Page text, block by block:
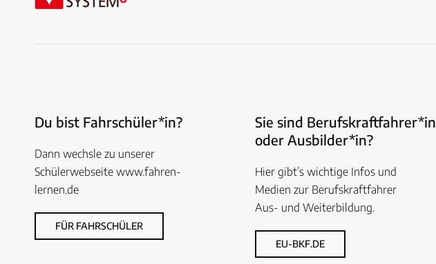
Du bist Fahrschüler*in?
Dann wechsle zu unserer
Schülerwebseite www.fahren-
lernen.de
FÜR FAHRSCHÜLER
Sie sind Berufskraftfahrer*in
oder Ausbilder*in?
Hier gibt’s wichtige Infos und
Medien zur Berufskraftfahrer
Aus- und Weiterbildung.
EU-BKF.DE